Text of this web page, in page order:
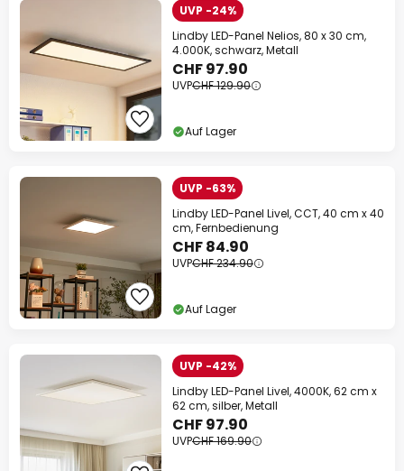
UVP -24%
Lindby LED-Panel Nelios, 80 x 30 cm,
4.000K, schwarz, Metall
CHF 97.90
UVPCHF 129.90
Auf Lager
UVP -63%
Lindby LED-Panel Livel, CCT, 40 cm x 40
cm, Fernbedienung
CHF 84.90
UVPCHF 234.90
Auf Lager
UVP -42%
Lindby LED-Panel Livel, 4000K, 62 cm x
62 cm, silber, Metall
CHF 97.90
UVPCHF 169.90